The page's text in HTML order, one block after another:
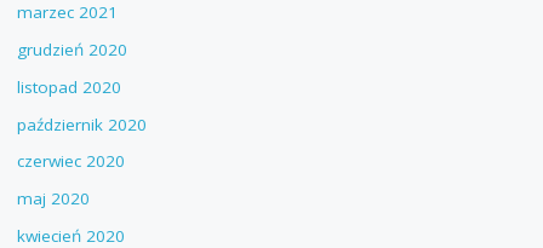
marzec 2021
grudzień 2020
listopad 2020
październik 2020
czerwiec 2020
maj 2020
kwiecień 2020